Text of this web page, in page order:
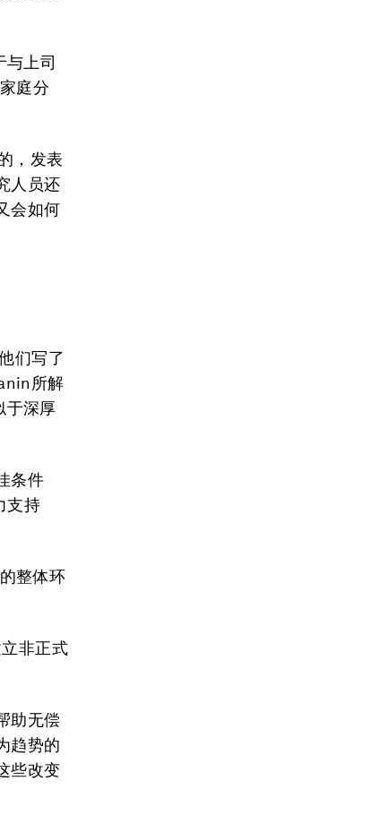
上司
庭分
，发表
人员还
会如何
们写了
所解
于深厚
条件
支持
整体环
非正式
助无偿
趋势的
些改变